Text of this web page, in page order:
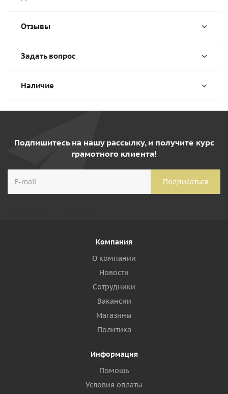
Отзывы
Задать вопрос
Наличие
Подпишитесь на нашу рассылку, и получите курс
грамотного клиента!
Компания
О компании
Новости
Сотрудники
Вакансии
Магазины
Политика
Информация
Помощь
Условия оплаты